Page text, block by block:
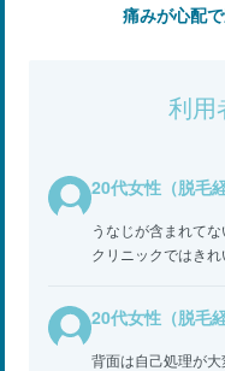
痛みが心配
利用
20代女性（脱毛
うなじが含まれて
クリニックではき
20代女性（脱毛
背面は自己処理が